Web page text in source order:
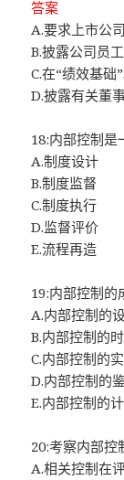
答案
A.要求上市公
B.披露公司员
C.在“绩效基础
D.披露有关董
18:内部控制是
A.制度设计
B.制度监督
C.制度执行
D.监督评价
E.流程再造
19:内部控制的
A.内部控制的
B.内部控制的
C.内部控制的
D.内部控制的
E.内部控制的
20:考察内部控
A.相关控制在